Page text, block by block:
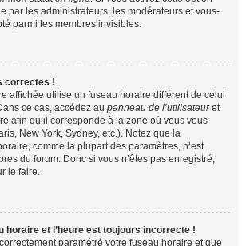
par les administrateurs, les modérateurs et vous-
parmi les membres invisibles.
correctes !
affichée utilise un fuseau horaire différent de celui
ce cas, accédez au panneau de l’utilisateuret
afin qu’il corresponde à la zone où vous vous
New York, Sydney, etc.). Notez que la
comme la plupart des paramètres, n’est
du forum. Donc si vous n’êtes pas enregistré,
le faire.
horaire et l’heure est toujours incorrecte !
paramétré votre fuseau horaire et que